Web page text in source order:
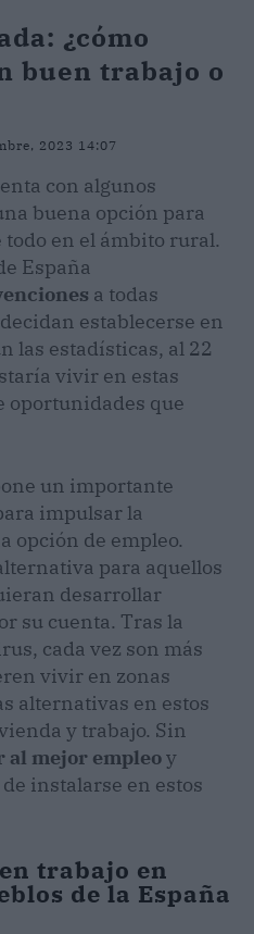
¿cómo
buen trabajo o
2023 14:07
con algunos
buena opción para
en el ámbito rural.
España
a todas
establecerse en
las estadísticas, al 22
vivir en estas
oportunidades que
un importante
impulsar la
opción de empleo.
para aquellos
desarrollar
su cuenta. Tras la
cada vez son más
vivir en zonas
alternativas en estos
y trabajo. Sin
al mejor empleoy
instalarse en estos
trabajo en
de la España